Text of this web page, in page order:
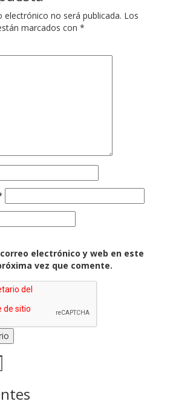
electrónico no será publicada. Los
marcados con *
electrónico y web en este
vez que comente.